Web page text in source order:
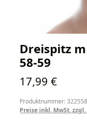
Dreispitz
58-59
Regulärer Preis:
17,99 €
Produktnummer: 322558
Preise inkl. MwSt.